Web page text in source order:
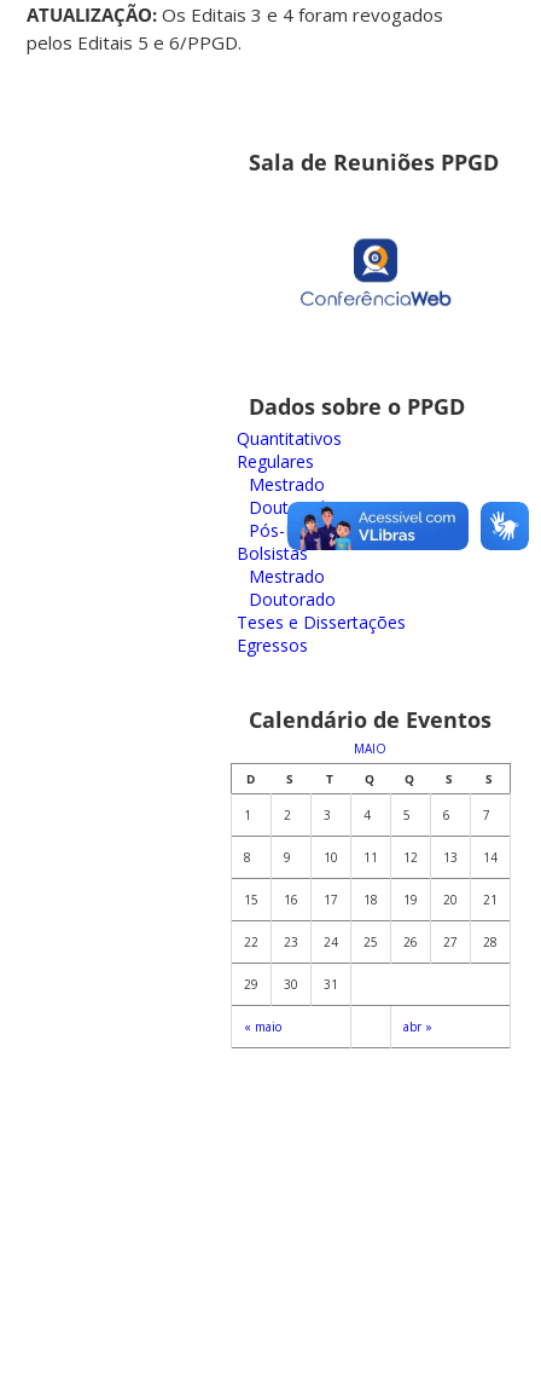
ATUALIZAÇÃO: Os Editais 3 e 4 foram revogados
pelos Editais 5 e 6/PPGD.
Sala de Reuniões PPGD
Dados sobre o PPGD
Quantitativos
Regulares
Mestrado
Doutorado
Pós-Doutorado
Bolsistas
Mestrado
Doutorado
Teses e Dissertações
Egressos
Calendário de Eventos
MAIO
D
S T Q Q S S
« maio abr »
1 2 3 4 5 6 7
8 9 10 11 12 13 14
15 16 17 18 19 20 21
22 23 24 25 26 27 28
29 30 31